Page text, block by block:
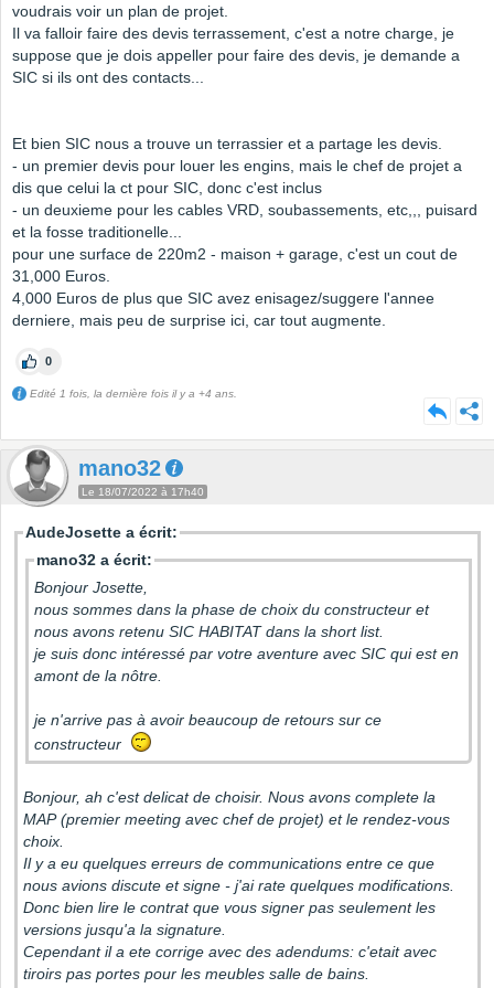
voudrais voir un plan de projet.
Il va falloir faire des devis terrassement, c'est a notre charge, je
suppose que je dois appeller pour faire des devis, je demande a
SIC si ils ont des contacts...
Et bien SIC nous a trouve un terrassier et a partage les devis.
- un premier devis pour louer les engins, mais le chef de projet a
dis que celui la ct pour SIC, donc c'est inclus
- un deuxieme pour les cables VRD, soubassements, etc,,, puisard
et la fosse traditionelle...
pour une surface de 220m2 - maison + garage, c'est un cout de
31,000 Euros.
4,000 Euros de plus que SIC avez enisagez/suggere l'annee
derniere, mais peu de surprise ici, car tout augmente.
0
Edité 1 fois, la dernière fois il y a +4 ans.
mano32
Le 18/07/2022 à 17h40
AudeJosette a écrit:
mano32 a écrit:
Bonjour Josette,
nous sommes dans la phase de choix du constructeur et
nous avons retenu SIC HABITAT dans la short list.
je suis donc intéressé par votre aventure avec SIC qui est en
amont de la nôtre.
je n'arrive pas à avoir beaucoup de retours sur ce
constructeur
Bonjour, ah c'est delicat de choisir. Nous avons complete la
MAP (premier meeting avec chef de projet) et le rendez-vous
choix.
Il y a eu quelques erreurs de communications entre ce que
nous avions discute et signe - j'ai rate quelques modifications.
Donc bien lire le contrat que vous signer pas seulement les
versions jusqu'a la signature.
Cependant il a ete corrige avec des adendums: c'etait avec
tiroirs pas portes pour les meubles salle de bains.